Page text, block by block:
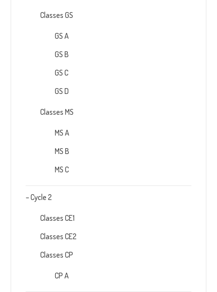
Classes GS
GS A
GS B
GS C
GS D
Classes MS
MS A
MS B
MS C
– Cycle 2
Classes CE1
Classes CE2
Classes CP
CP A